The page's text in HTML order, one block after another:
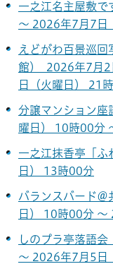
一之江名主屋敷で
～ 2026年7月7日
えどがわ百景巡
館） 2026年7月2
日（火曜日） 21
分譲マンション
曜日） 10時00分
一之江抹香亭「
日） 13時00分
バランスバード
日） 10時00分
しのプラ亭落語
～ 2026年7月5日